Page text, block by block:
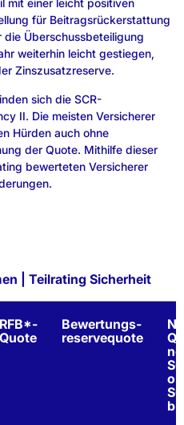
mit einer leicht positiven
für Beitragsrückerstattung
die Überschussbeteiligung
weiterhin leicht gestiegen,
Zinszusatzreserve.
sich die SCR-
II. Die meisten Versicherer
Hürden auch ohne
der Quote. Mithilfe dieser
bewerteten Versicherer
| Teilrating Sicherheit
RFB*-
Quote
Bewertungs-
reservequote